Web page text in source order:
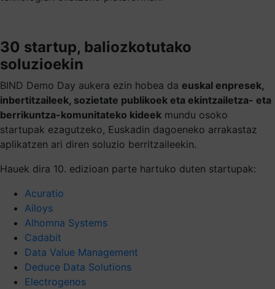
30 startup, baliozkotutako
soluzioekin
BIND Demo Day aukera ezin hobea da euskal enpresek,
inbertitzaileek, sozietate publikoek eta ekintzailetza- eta
berrikuntza-komunitateko kideek mundu osoko
startupak ezagutzeko, Euskadin dagoeneko arrakastaz
aplikatzen ari diren soluzio berritzaileekin.
Hauek dira 10. edizioan parte hartuko duten startupak:
Acuratio
Ailoys
Alhomna Systems
Cadabit
Data Value Management
Deduce Data Solutions
Electrogenos